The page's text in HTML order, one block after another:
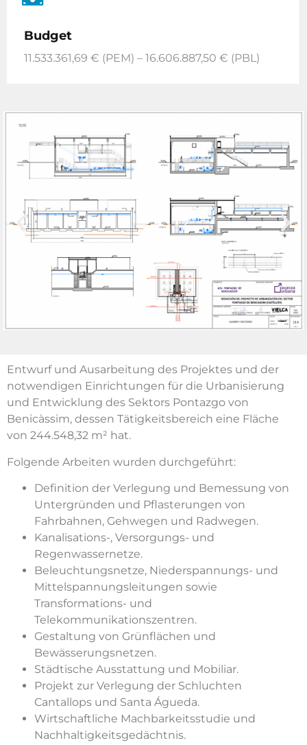
Budget
11.533.361,69 € (PEM) – 16.606.887,50 € (PBL)
Entwurf und Ausarbeitung des Projektes und der
notwendigen Einrichtungen für die Urbanisierung
und Entwicklung des Sektors Pontazgo von
Benicàssim, dessen Tätigkeitsbereich eine Fläche
von 244.548,32 m² hat.
Folgende Arbeiten wurden durchgeführt:
Definition der Verlegung und Bemessung von
Untergründen und Pflasterungen von
Fahrbahnen, Gehwegen und Radwegen.
Kanalisations-, Versorgungs- und
Regenwassernetze.
Beleuchtungsnetze, Niederspannungs- und
Mittelspannungsleitungen sowie
Transformations- und
Telekommunikationszentren.
Gestaltung von Grünflächen und
Bewässerungsnetzen.
Städtische Ausstattung und Mobiliar.
Projekt zur Verlegung der Schluchten
Cantallops und Santa Águeda.
Wirtschaftliche Machbarkeitsstudie und
Nachhaltigkeitsgedächtnis.